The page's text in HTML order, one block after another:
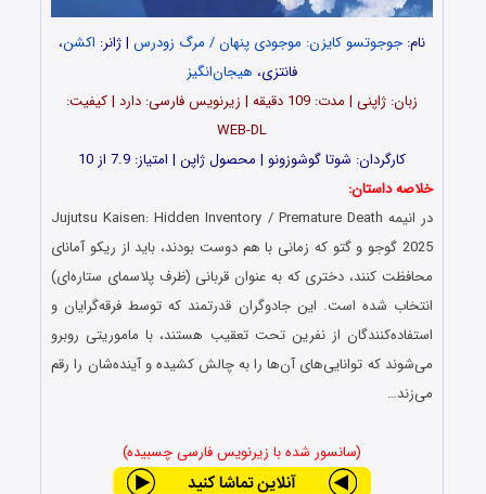
نام: جوجوتسو کایزن: موجودی پنهان / مرگ زودرس | ژانر: اکشن،
فانتزی، هیجان‌انگیز
زبان: ژاپنی | مدت‌: 109 دقیقه | زیرنویس فارسی: دارد | کیفیت:
WEB-DL
کارگردان: شوتا گوشوزونو | محصول ژاپن | امتیاز: 7.9 از 10
خلاصه داستان:
در انیمه Jujutsu Kaisen: Hidden Inventory / Premature Death
2025 گوجو و گتو که زمانی با هم دوست بودند، باید از ریکو آمانای
محافظت کنند، دختری که به عنوان قربانی (ظرف پلاسمای ستاره‌ای)
انتخاب شده است. این جادوگران قدرتمند که توسط فرقه‌گرایان و
استفاده‌کنندگان از نفرین تحت تعقیب هستند، با ماموریتی روبرو
می‌شوند که توانایی‌های آن‌ها را به چالش کشیده و آینده‌شان را رقم
می‌زند…
(سانسور شده با زیرنویس فارسی چسبیده)